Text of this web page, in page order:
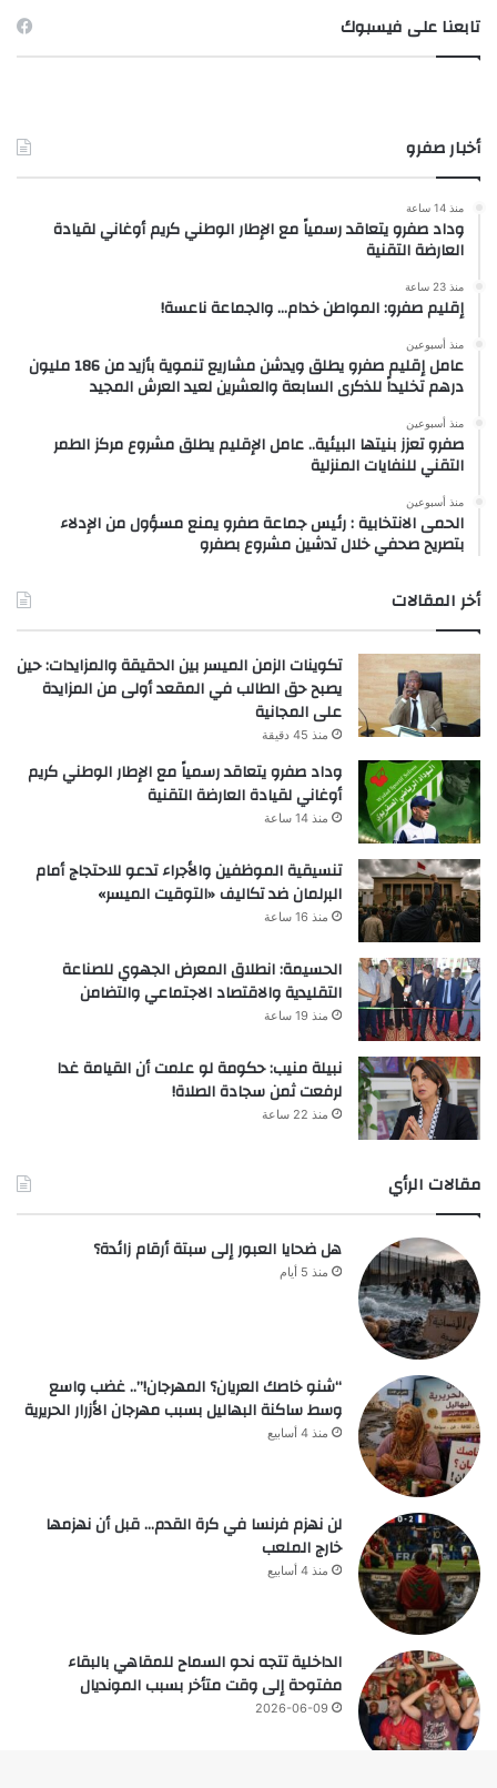
تابعنا على فيسبوك
أخبار صفرو
منذ 14 ساعة
وداد صفرو يتعاقد رسمياً مع الإطار الوطني كريم أوغاني لقيادة
العارضة التقنية
منذ 23 ساعة
إقليم صفرو: المواطن خدام… والجماعة ناعسة!
منذ أسبوعين
عامل إقليم صفرو يطلق ويدشن مشاريع تنموية بأزيد من 186 مليون
درهم تخليداً للذكرى السابعة والعشرين لعيد العرش المجيد
منذ أسبوعين
صفرو تعزز بنيتها البيئية.. عامل الإقليم يطلق مشروع مركز الطمر
التقني للنفايات المنزلية
منذ أسبوعين
الحمى الانتخابية : رئيس جماعة صفرو يمنع مسؤول من الإدلاء
بتصريح صحفي خلال تدشين مشروع بصفرو
أخر المقالات
تكوينات الزمن الميسر بين الحقيقة والمزايدات: حين
يصبح حق الطالب في المقعد أولى من المزايدة
على المجانية
منذ 45 دقيقة
وداد صفرو يتعاقد رسمياً مع الإطار الوطني كريم
أوغاني لقيادة العارضة التقنية
منذ 14 ساعة
تنسيقية الموظفين والأجراء تدعو للاحتجاج أمام
البرلمان ضد تكاليف «التوقيت الميسر»
منذ 16 ساعة
الحسيمة: انطلاق المعرض الجهوي للصناعة
التقليدية والاقتصاد الاجتماعي والتضامن
منذ 19 ساعة
نبيلة منيب: حكومة لو علمت أن القيامة غدا
لرفعت ثمن سجادة الصلاة!
منذ 22 ساعة
مقالات الرأي
هل ضحايا العبور إلى سبتة أرقام زائدة؟
منذ 5 أيام
“شنو خاصك العريان؟ المهرجان!”.. غضب واسع
وسط ساكنة البهاليل بسبب مهرجان الأزرار الحريرية
منذ 4 أسابيع
لن نهزم فرنسا في كرة القدم… قبل أن نهزمها
خارج الملعب
منذ 4 أسابيع
الداخلية تتجه نحو السماح للمقاهي بالبقاء
مفتوحة إلى وقت متأخر بسبب المونديال
2026-06-09